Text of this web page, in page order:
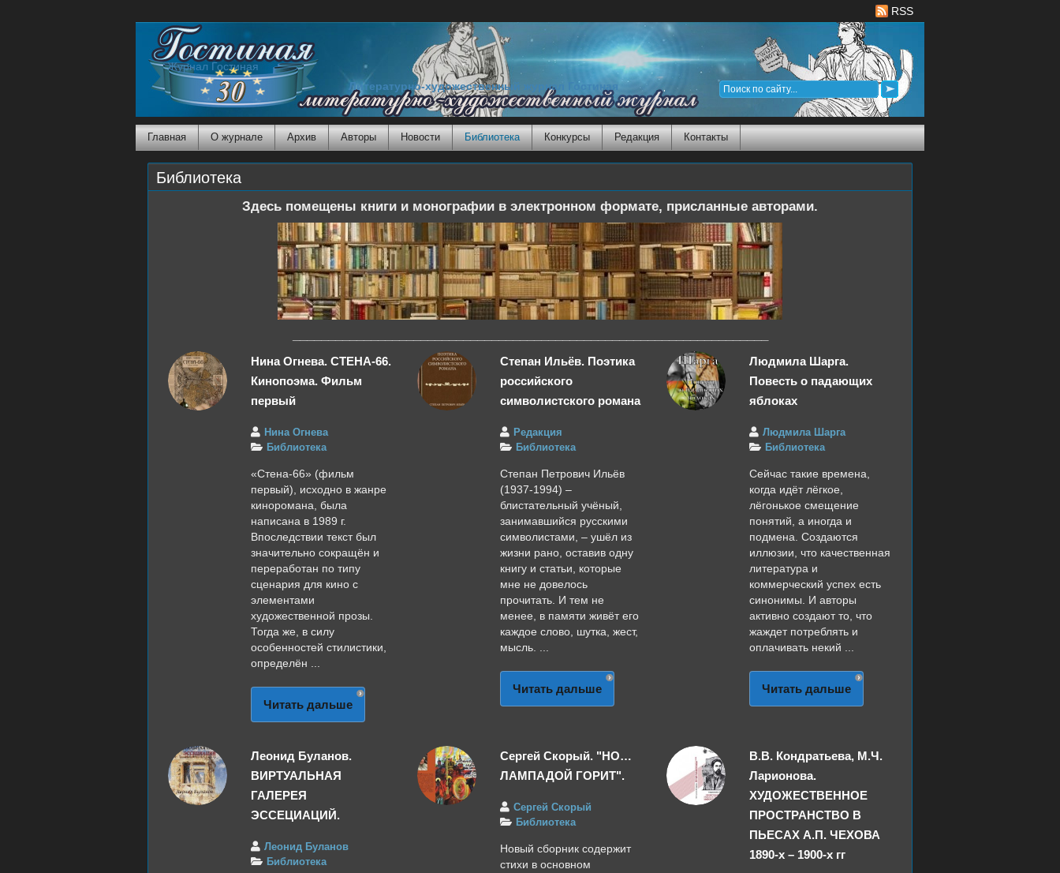
RSS
Журнал Гостиная
Литературно-художественный журнал Гостиная
Главная О журнале Архив Авторы Новости Библиотека Конкурсы Редакция Контакты
Библиотека
Здесь помещены книги и монографии в электронном формате, присланные авторами.
Нина Огнева. СТЕНА-66.
Кинопоэма. Фильм
первый
Нина Огнева
Библиотека
«Стена-66» (фильм
первый), исходно в жанре
киноромана, была
написана в 1989 г.
Впоследствии текст был
значительно сокращён и
переработан по типу
сценария для кино с
элементами
художественной прозы.
Тогда же, в силу
особенностей стилистики,
определён ...
Читать дальше
Степан Ильёв. Поэтика
российского
символистского романа
Редакция
Библиотека
Степан Петрович Ильёв
(1937-1994) –
блистательный учёный,
занимавшийся русскими
символистами, – ушёл из
жизни рано, оставив одну
книгу и статьи, которые
мне не довелось
прочитать. И тем не
менее, в памяти живёт его
каждое слово, шутка, жест,
мысль. ...
Читать дальше
Людмила Шарга.
Повесть о падающих
яблоках
Людмила Шарга
Библиотека
Сейчас такие времена,
когда идёт лёгкое,
лёгонькое смещение
понятий, а иногда и
подмена. Создаются
иллюзии, что качественная
литература и
коммерческий успех есть
синонимы. И авторы
активно создают то, что
жаждет потреблять и
оплачивать некий ...
Читать дальше
Леонид Буланов.
ВИРТУАЛЬНАЯ
ГАЛЕРЕЯ
ЭССЕЦИАЦИЙ.
Леонид Буланов
Библиотека
Сергей Скорый. "НО…
ЛАМПАДОЙ ГОРИТ".
Сергей Скорый
Библиотека
Новый сборник содержит
стихи в основном
В.В. Кондратьева, М.Ч.
Ларионова.
ХУДОЖЕСТВЕННОЕ
ПРОСТРАНСТВО В
ПЬЕСАХ А.П. ЧЕХОВА
1890-х – 1900-х гг